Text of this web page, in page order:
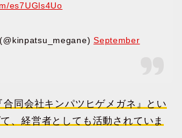
es7UGls4Uo
September
合同会社キンパツヒゲメガネ』とい
、経営者としても活動されていま